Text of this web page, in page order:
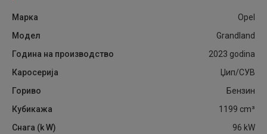
Марка
Opel
Модел
Grandland
Година на производство
2023 godina
Каросерија
Џип/СУВ
Гориво
Бензин
Кубикажа
1199 cm³
Снага (k W)
96 kW